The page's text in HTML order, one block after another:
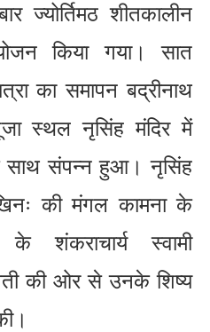
ज्योर्तिमठ शीतकालीन
किया गया। सात
का समापन बद्रीनाथ
स्थल नृसिंह मंदिर में
साथ संपन्न हुआ। नृसिंह
की मंगल कामना के
शंकराचार्य स्वामी
की ओर से उनके शिष्य